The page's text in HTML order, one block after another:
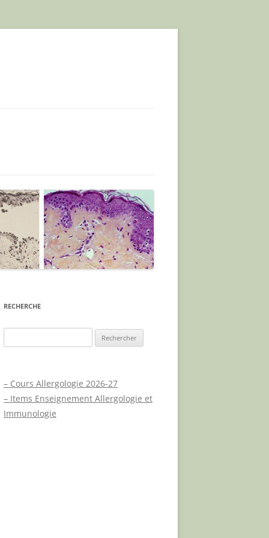
RECHERCHE
– Cours Allergologie 2026-27
– Items Enseignement Allergologie et
Immunologie